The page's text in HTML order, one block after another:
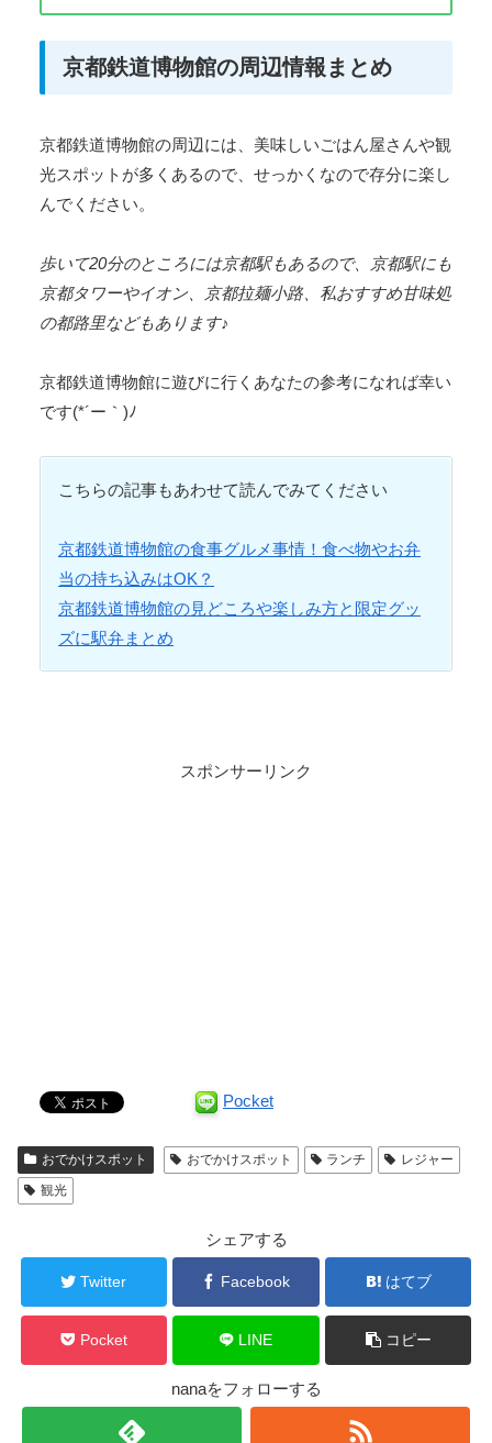
京都鉄道博物館の周辺情報まとめ
京都鉄道博物館の周辺には、美味しいごはん屋さんや観
光スポットが多くあるので、せっかくなので存分に楽し
んでください。
歩いて20分のところには京都駅もあるので、京都駅にも
京都タワーやイオン、京都拉麺小路、私おすすめ甘味処
の都路里などもあります♪
京都鉄道博物館に遊びに行くあなたの参考になれば幸い
です(*´ー｀)ﾉ
こちらの記事もあわせて読んでみてください
京都鉄道博物館の食事グルメ事情！食べ物やお弁
当の持ち込みはOK？
京都鉄道博物館の見どころや楽しみ方と限定グッ
ズに駅弁まとめ
スポンサーリンク
Pocket
おでかけスポット おでかけスポット ランチ
レジャー
観光
シェアする
Twitter Facebook はてブ
Pocket LINE コピー
nanaをフォローする